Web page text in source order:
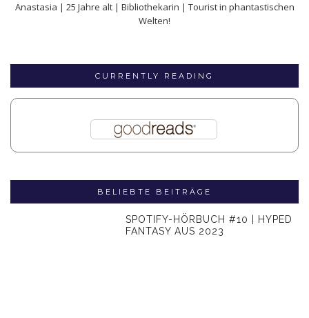
Anastasia | 25 Jahre alt | Bibliothekarin | Tourist in phantastischen
Welten!
CURRENTLY READING
BELIEBTE BEITRÄGE
SPOTIFY-HÖRBUCH #10 | HYPED
FANTASY AUS 2023